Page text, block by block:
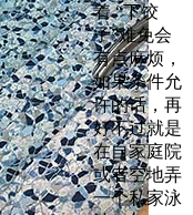
着 “下饺
子”难免会
有点麻烦，
如果条件允
许的话，再
好不过就是
在自家庭院
或者空地弄
一个私家泳